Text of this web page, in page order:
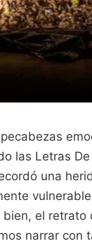
las Letras
una
el
narrar con